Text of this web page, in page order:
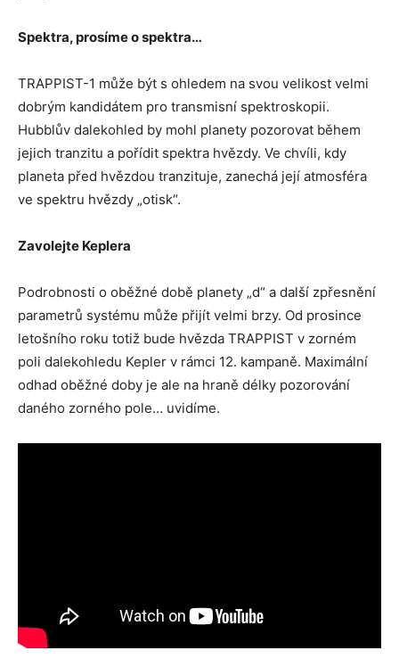
Spektra, prosíme o spektra…
TRAPPIST-1 může být s ohledem na svou velikost velmi
dobrým kandidátem pro transmisní spektroskopii.
Hubblův dalekohled by mohl planety pozorovat během
jejich tranzitu a pořídit spektra hvězdy. Ve chvíli, kdy
planeta před hvězdou tranzituje, zanechá její atmosféra
ve spektru hvězdy „otisk“.
Zavolejte Keplera
Podrobnosti o oběžné době planety „d“ a další zpřesnění
parametrů systému může přijít velmi brzy. Od prosince
letošního roku totiž bude hvězda TRAPPIST v zorném
poli dalekohledu Kepler v rámci 12. kampaně. Maximální
odhad oběžné doby je ale na hraně délky pozorování
daného zorného pole… uvidíme.